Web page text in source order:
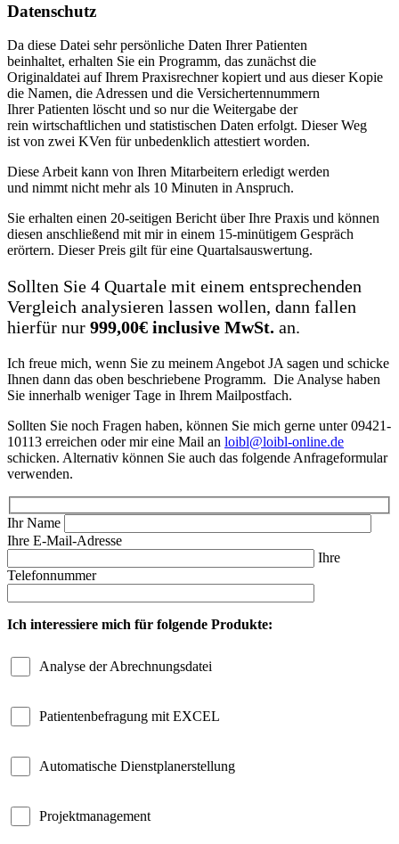
Datenschutz
Da diese Datei sehr persönliche Daten Ihrer Patienten
beinhaltet, erhalten Sie ein Programm, das zunächst die
Originaldatei auf Ihrem Praxisrechner kopiert und aus dieser Kopie
die Namen, die Adressen und die Versichertennummern
Ihrer Patienten löscht und so nur die Weitergabe der
rein wirtschaftlichen und statistischen Daten erfolgt. Dieser Weg
ist von zwei KVen für unbedenklich attestiert worden.
Diese Arbeit kann von Ihren Mitarbeitern erledigt werden
und nimmt nicht mehr als 10 Minuten in Anspruch.
Sie erhalten einen 20-seitigen Bericht über Ihre Praxis und können
diesen anschließend mit mir in einem 15-minütigem Gespräch
erörtern. Dieser Preis gilt für eine Quartalsauswertung.
Sollten Sie 4 Quartale mit einem entsprechenden
Vergleich analysieren lassen wollen, dann fallen
hierfür nur 999,00€ inclusive MwSt. an.
Ich freue mich, wenn Sie zu meinem Angebot JA sagen und schicke
Ihnen dann das oben beschriebene Programm. Die Analyse haben
Sie innerhalb weniger Tage in Ihrem Mailpostfach.
Sollten Sie noch Fragen haben, können Sie mich gerne unter 09421-
10113 erreichen oder mir eine Mail an loibl@loibl-online.de
schicken. Alternativ können Sie auch das folgende Anfrageformular
verwenden.
Ihr Name
Ihre E-Mail-Adresse
Ihre
Telefonnummer
Ich interessiere mich für folgende Produkte:
Analyse der Abrechnungsdatei
Patientenbefragung mit EXCEL
Automatische Dienstplanerstellung
Projektmanagement